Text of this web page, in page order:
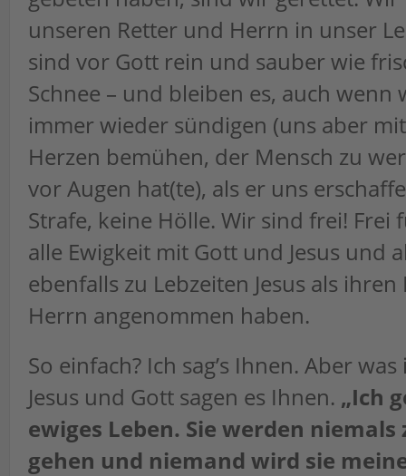
unseren Retter und Herrn in unser
sind vor Gott rein und sauber wie
Schnee – und bleiben es, auch
immer wieder sündigen (uns aber
Herzen bemühen, der Mensch zu
vor Augen hat(te), als er uns
Strafe, keine Hölle. Wir sind frei! Frei
alle Ewigkeit mit Gott und Jesus und
ebenfalls zu Lebzeiten Jesus als
Herrn angenommen haben.
So einfach? Ich sag’s Ihnen. Aber
Jesus und Gott sagen es Ihnen. „Ich
ewiges Leben. Sie werden
gehen und niemand wird sie